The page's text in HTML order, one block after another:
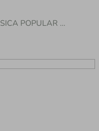
A MUSICA POPULAR QUE SURGE NA ERA DA REVOLUÇÃO